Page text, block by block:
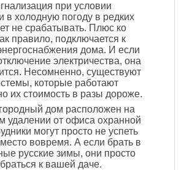
при условии
в холодную погоду в редких
не срабатывать. Плюс ко
правило, подключается к
дома. И если
электричества, она
Несомненно, существуют
которые работают
их стоимость в разы дороже.
дом расположен на
удалении от офиса охранной
могут просто не успеть
вовремя. А если брать в
русские зимы, они просто
к вашей даче.